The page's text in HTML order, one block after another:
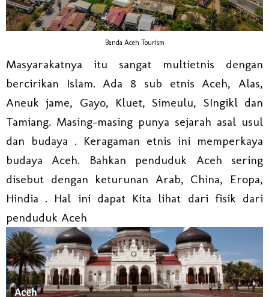
Banda Aceh Tourism
Masyarakatnya itu sangat multietnis dengan
bercirikan Islam. Ada 8 sub etnis Aceh, Alas,
Aneuk jame, Gayo, Kluet, Simeulu, SIngikl dan
Tamiang. Masing-masing punya sejarah asal usul
dan budaya . Keragaman etnis ini memperkaya
budaya Aceh. Bahkan penduduk Aceh sering
disebut dengan keturunan Arab, China, Eropa,
Hindia . Hal ini dapat Kita lihat dari fisik dari
penduduk Aceh